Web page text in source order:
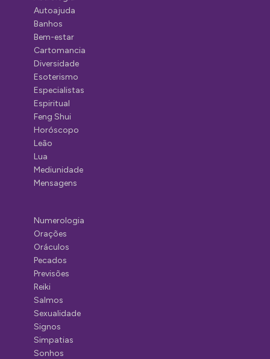
Autoajuda
Banhos
Bem-estar
Cartomancia
Diversidade
Esoterismo
Especialistas
Espiritual
Feng Shui
Horóscopo
Leão
Lua
Mediunidade
Mensagens
Numerologia
Orações
Oráculos
Pecados
Previsões
Reiki
Salmos
Sexualidade
Signos
Simpatias
Sonhos